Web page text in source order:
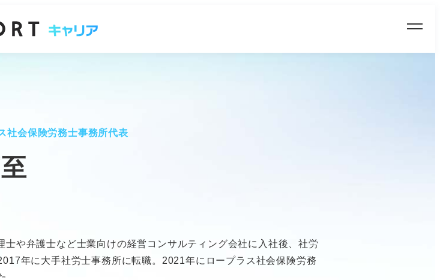
社会保険労務士事務所代表
や弁護士など士業向けの経営コンサルティング会社に入社後、社労
年に大手社労士事務所に転職。2021年にロープラス社会保険労務